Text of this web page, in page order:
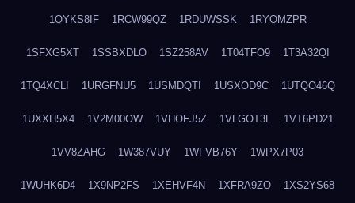
1QYKS8IF 1RCW99QZ 1RDUWSSK 1RYOMZPR
1SFXG5XT 1SSBXDLO 1SZ258AV 1T04TFO9 1T3A32QI
1TQ4XCLI 1URGFNU5 1USMDQTI 1USXOD9C 1UTQO46Q
1UXXH5X4 1V2M00OW 1VHOFJ5Z 1VLGOT3L 1VT6PD21
1VV8ZAHG 1W387VUY 1WFVB76Y 1WPX7P03
1WUHK6D4 1X9NP2FS 1XEHVF4N 1XFRA9ZO 1XS2YS68